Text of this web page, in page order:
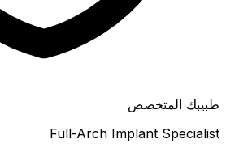
طبيبك المتخصص
Full-Arch Implant Specialist